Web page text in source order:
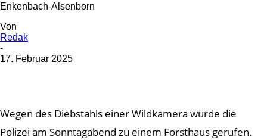
Enkenbach-Alsenborn
Von
Redak
-
17. Februar 2025
Wegen des Diebstahls einer Wildkamera wurde die
Polizei am Sonntagabend zu einem Forsthaus gerufen.